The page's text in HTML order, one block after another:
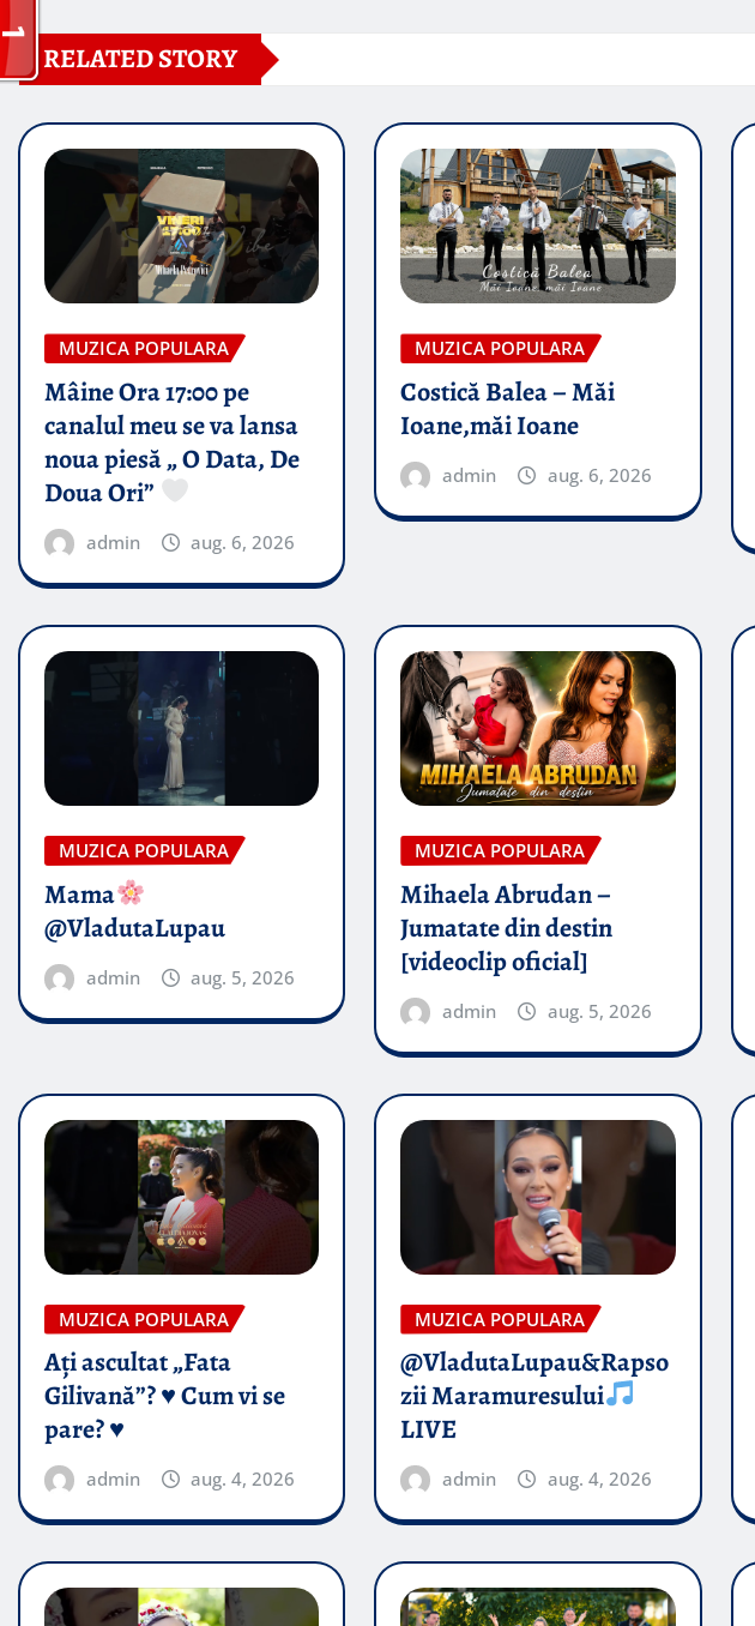
RELATED STORY
MUZICA POPULARA
Mâine Ora 17:00 pe
canalul meu se va lansa
noua piesă „ O Data, De
Doua Ori”
admin aug. 6, 2026
MUZICA POPULARA
Costică Balea – Măi
Ioane,măi Ioane
admin aug. 6, 2026
MUZICA POPULARA
Mama
@VladutaLupau
admin aug. 5, 2026
MUZICA POPULARA
Mihaela Abrudan –
Jumatate din destin
[videoclip oficial]
admin aug. 5, 2026
MUZICA POPULARA
Ați ascultat „Fata
Gilivană”? ♥️ Cum vi se
pare? ♥️
admin aug. 4, 2026
MUZICA POPULARA
@VladutaLupau&Rapso
zii Maramuresului
LIVE
admin aug. 4, 2026